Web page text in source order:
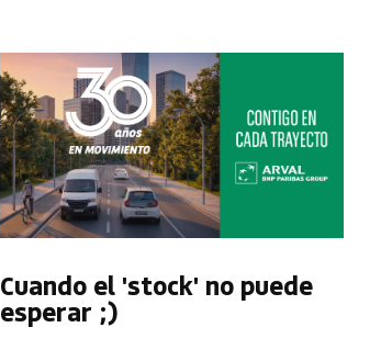
Cuando el 'stock' no puede
esperar ;)